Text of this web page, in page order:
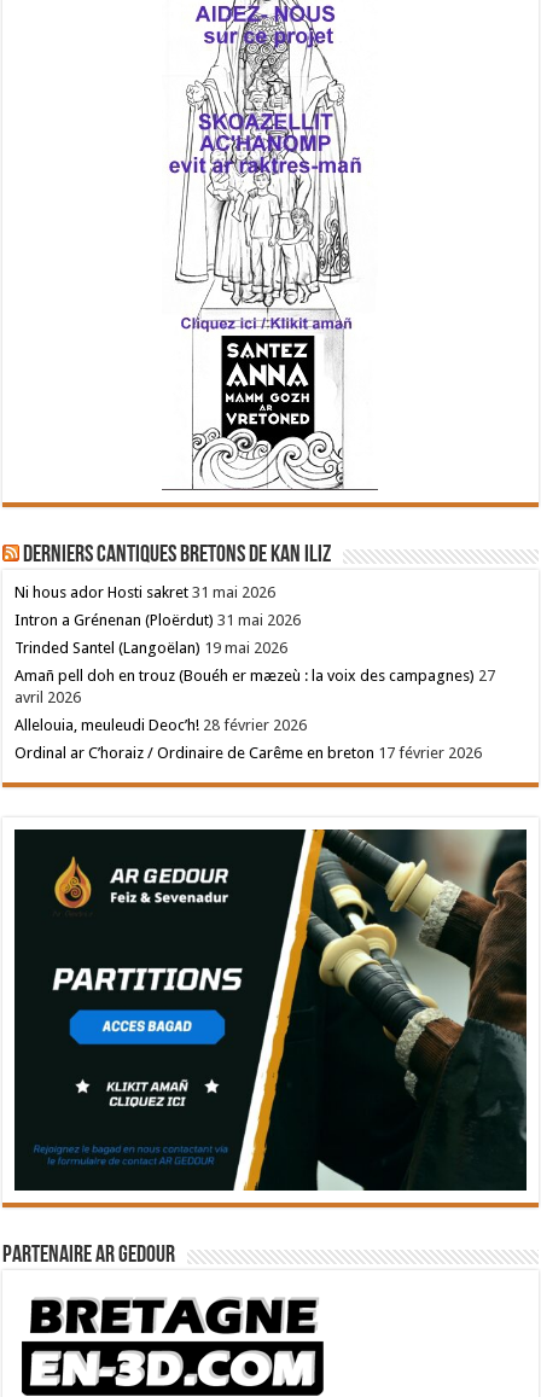
Derniers cantiques bretons de Kan Iliz
Ni hous ador Hosti sakret 31 mai 2026
Intron a Grénenan (Ploërdut) 31 mai 2026
Trinded Santel (Langoëlan) 19 mai 2026
Amañ pell doh en trouz (Bouéh er mæzeù : la voix des campagnes) 27
avril 2026
Allelouia, meuleudi Deoc’h! 28 février 2026
Ordinal ar C’horaiz / Ordinaire de Carême en breton 17 février 2026
Partenaire Ar Gedour